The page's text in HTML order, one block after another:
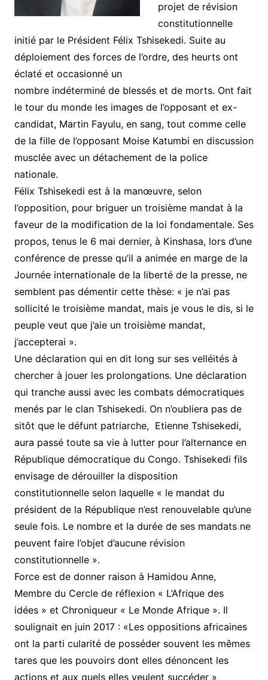
projet de révision
constitutionnelle
initié par le Président Félix Tshisekedi. Suite au
déploiement des forces de l’ordre, des heurts ont
éclaté et occasionné un
nombre indéterminé de blessés et de morts. Ont fait
le tour du monde les images de l’opposant et ex-
candidat, Martin Fayulu, en sang, tout comme celle
de la fille de l’opposant Moise Katumbi en discussion
musclée avec un détachement de la police
nationale.
Félix Tshisekedi est à la manœuvre, selon
l’opposition, pour briguer un troisième mandat à la
faveur de la modification de la loi fondamentale. Ses
propos, tenus le 6 mai dernier, à Kinshasa, lors d’une
conférence de presse qu’il a animée en marge de la
Journée internationale de la liberté de la presse, ne
semblent pas démentir cette thèse: « je n’ai pas
sollicité le troisième mandat, mais je vous le dis, si le
peuple veut que j’aie un troisième mandat,
j’accepterai ».
Une déclaration qui en dit long sur ses velléités à
chercher à jouer les prolongations. Une déclaration
qui tranche aussi avec les combats démocratiques
menés par le clan Tshisekedi. On n’oubliera pas de
sitôt que le défunt patriarche, Etienne Tshisekedi,
aura passé toute sa vie à lutter pour l’alternance en
République démocratique du Congo. Tshisekedi fils
envisage de dérouiller la disposition
constitutionnelle selon laquelle « le mandat du
président de la République n’est renouvelable qu’une
seule fois. Le nombre et la durée de ses mandats ne
peuvent faire l’objet d’aucune révision
constitutionnelle ».
Force est de donner raison à Hamidou Anne,
Membre du Cercle de réflexion « L’Afrique des
idées » et Chroniqueur « Le Monde Afrique ». Il
soulignait en juin 2017 : «Les oppositions africaines
ont la parti cularité de posséder souvent les mêmes
tares que les pouvoirs dont elles dénoncent les
actions et aux quels elles veulent succéder »